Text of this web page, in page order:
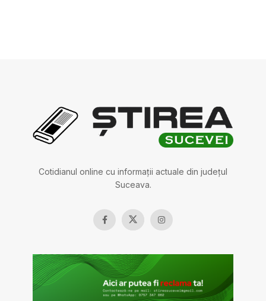
Cotidianul online cu informații actuale din județul
Suceava.